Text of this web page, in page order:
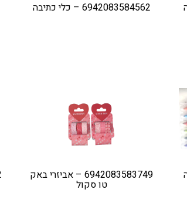
6942083584562 – כלי כתיבה
6942083583749 – אביזרי באק
טו סקול